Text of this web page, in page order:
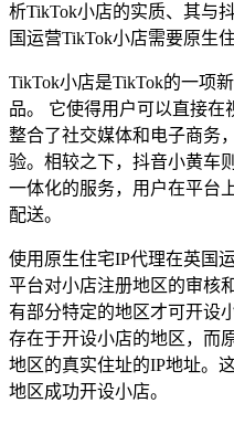
析TikTok小店的实质、其与
国运营TikTok小店需要原生
TikTok小店是TikTok的一项
品。 它使得用户可以直接
整合了社交媒体和电子商务
验。相较之下，抖音小黄车
一体化的服务，用户在平台
配送。
使用原生住宅IP代理在英国
平台对小店注册地区的审核
有部分特定的地区才可开设
存在于开设小店的地区，而
地区的真实住址的IP地址。
地区成功开设小店。